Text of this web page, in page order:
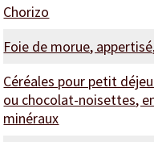
Chorizo
Foie de morue,
Céréales pour petit
ou chocolat-noisettes,
minéraux